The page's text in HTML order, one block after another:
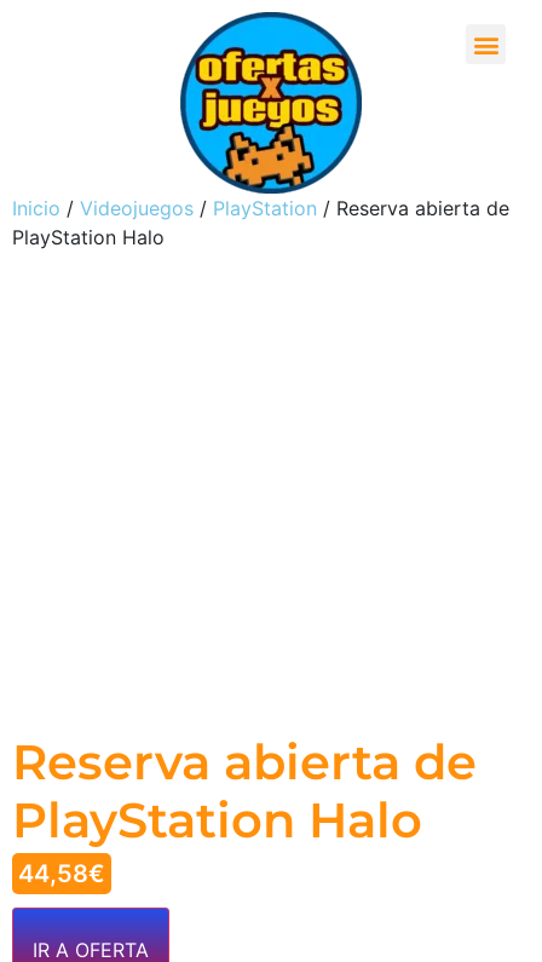
Inicio / Videojuegos / PlayStation / Reserva abierta de
PlayStation Halo
Reserva abierta de
PlayStation Halo
44,58€
IR A OFERTA